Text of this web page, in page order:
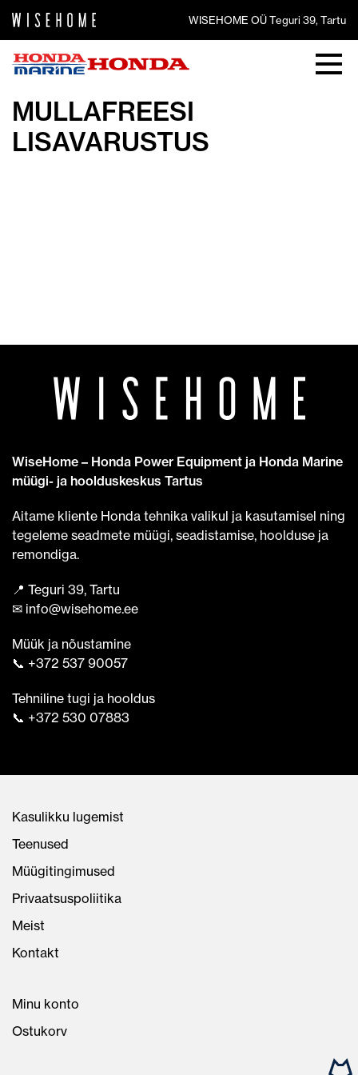
WISEHOME OÜ Teguri 39, Tartu
MULLAFREESI
LISAVARUSTUS
WiseHome – Honda Power Equipment ja Honda Marine
müügi- ja hoolduskeskus Tartus
Aitame kliente Honda tehnika valikul ja kasutamisel ning
tegeleme seadmete müügi, seadistamise, hoolduse ja
remondiga.
📍 Teguri 39, Tartu
✉ info@wisehome.ee
Müük ja nõustamine
📞 +372 537 90057
Tehniline tugi ja hooldus
📞 +372 530 07883
Kasulikku lugemist
Teenused
Müügitingimused
Privaatsuspoliitika
Meist
Kontakt
Minu konto
Ostukorv